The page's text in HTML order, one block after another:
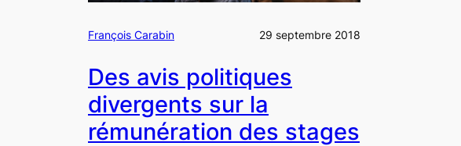
François Carabin 29 septembre 2018
Des avis politiques
divergents sur la
rémunération des stages